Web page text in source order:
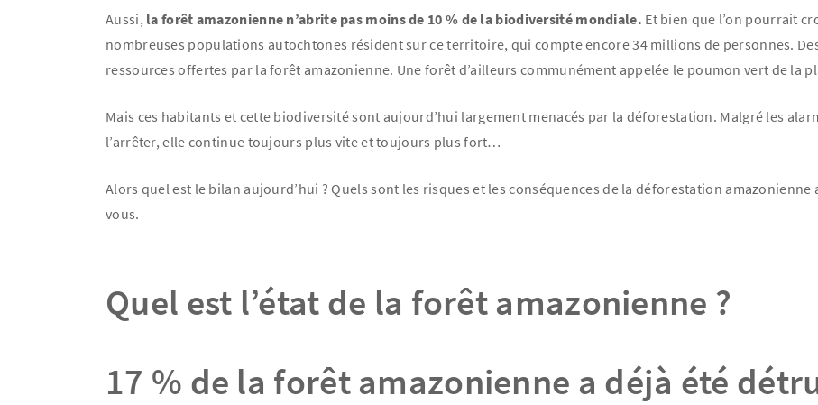
Aussi, la forêt amazonienne n’abrite pas moins de 10 % de la biodiversité mondiale. Et bien que l’on pourrait
nombreuses populations autochtones résident sur ce territoire, qui compte encore 34 millions de personnes.
ressources offertes par la forêt amazonienne. Une forêt d’ailleurs communément appelée le poumon vert de la
Mais ces habitants et cette biodiversité sont aujourd’hui largement menacés par la déforestation. Malgré les
l’arrêter, elle continue toujours plus vite et toujours plus fort…
Alors quel est le bilan aujourd’hui ? Quels sont les risques et les conséquences de la déforestation amazonienne
vous.
Quel est l’état de la forêt amazonienne ?
17 % de la forêt amazonienne a déjà été